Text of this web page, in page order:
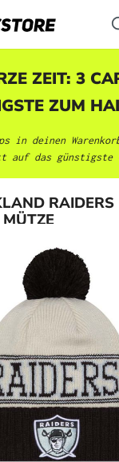
ZEIT: 3
ZUM
in deinen
auf das günstigste
RAIDERS